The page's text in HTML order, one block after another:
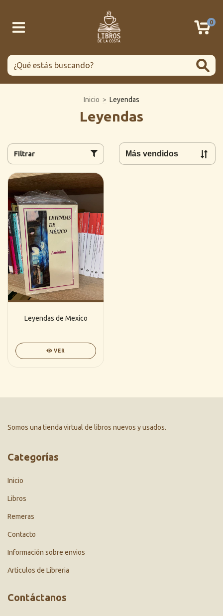
0
Inicio > Leyendas
Leyendas
Filtrar
Leyendas de Mexico
VER
Somos una tienda virtual de libros nuevos y usados.
Categorías
Inicio
Libros
Remeras
Contacto
Información sobre envios
Articulos de Libreria
Contáctanos